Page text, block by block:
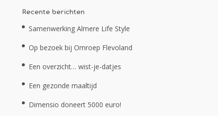
Recente berichten
Samenwerking Almere Life Style
Op bezoek bij Omroep Flevoland
Een overzicht… wist-je-datjes
Een gezonde maaltijd
Dimensio doneert 5000 euro!